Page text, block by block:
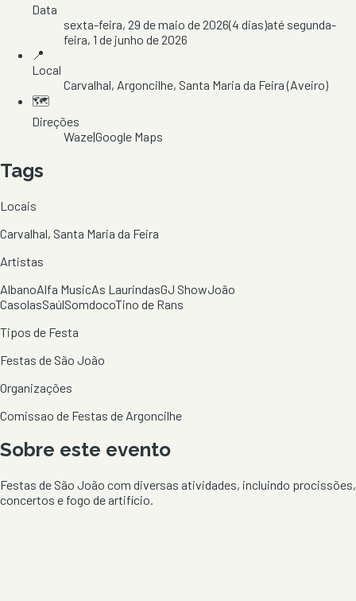
Data
sexta-feira, 29 de maio de 2026(4 dias)até segunda-
feira, 1 de junho de 2026
📍
Local
Carvalhal, Argoncilhe, Santa Maria da Feira(Aveiro)
🗺️
Direções
Waze|Google Maps
Tags
Locais
Carvalhal, Santa Maria da Feira
Artistas
AlbanoAlfa MusicAs LaurindasGJ ShowJoão
CasolasSaúlSomdocoTino de Rans
Tipos de Festa
Festas de São João
Organizações
Comissao de Festas de Argoncilhe
Sobre este evento
Festas de São João com diversas atividades, incluindo procissões,
concertos e fogo de artifício.